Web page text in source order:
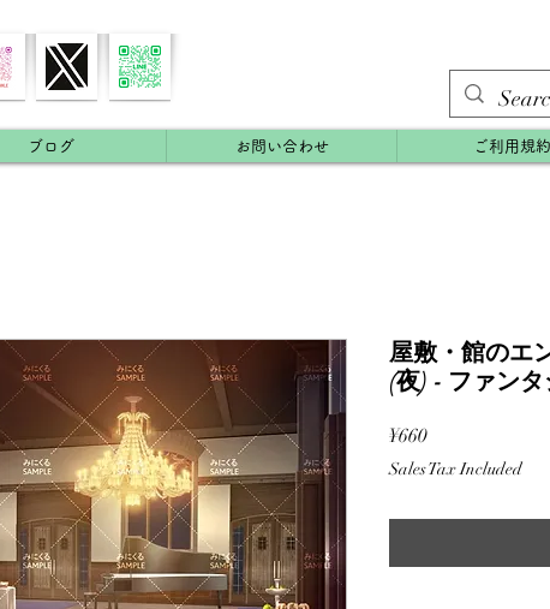
ブログ お問い合わせ ご利用規約
屋敷・館のエ
(夜) - ファン
¥660Price
Sales Tax Included